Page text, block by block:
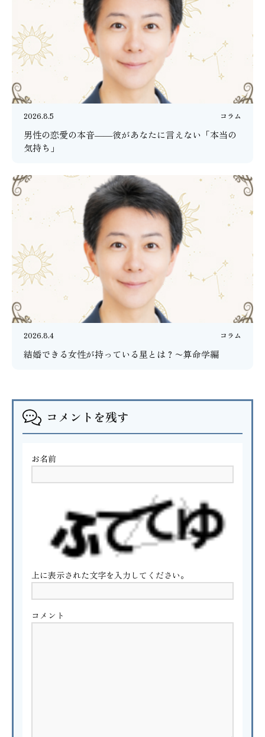
2026.8.5 コラム
男性の恋愛の本音――彼があなたに言えない「本当の
気持ち」
2026.8.4 コラム
結婚できる女性が持っている星とは？〜算命学編
コメントを残す
お名前
上に表示された文字を入力してください。
コメント